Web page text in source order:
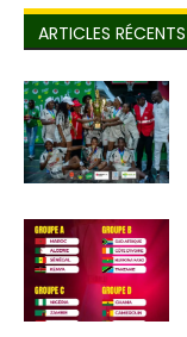
ARTICLES RÉCENTS